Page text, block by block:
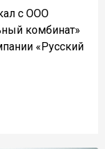
с ООО
комбинат»
«Русский